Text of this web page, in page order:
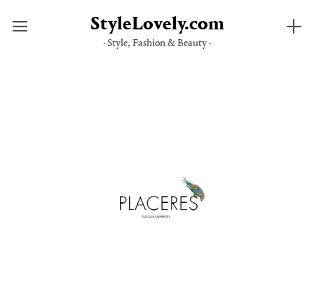
StyleLovely.com
· Style, Fashion & Beauty ·